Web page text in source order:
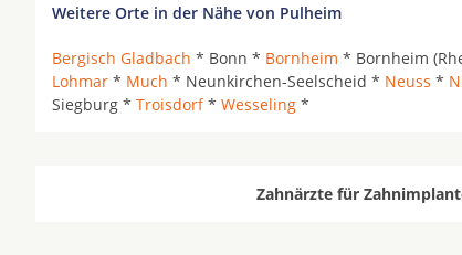
Weitere Orte in der Nähe von Pulheim
Bergisch Gladbach * Bonn * Bornheim * Bornheim
Lohmar * Much * Neunkirchen-Seelscheid * Neuss *
Siegburg * Troisdorf* Wesseling *
Zahnärzte für